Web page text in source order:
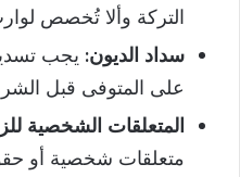
التركة وألا تُخصص
سداد الديون: يجب
على المتوفى قبل
المتعلقات الشخصية
متعلقات شخصية أو